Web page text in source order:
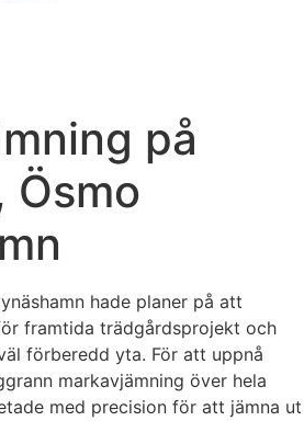
på
Ösmo
hade planer på att
framtida trädgårdsprojekt och
förberedd yta. För att uppnå
markavjämning över hela
med precision för att jämna ut